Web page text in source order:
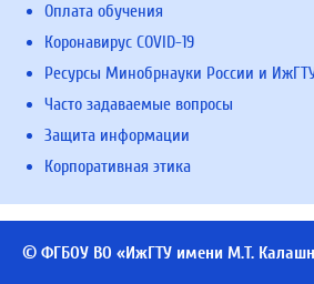
Оплата обучения
Коронавирус COVID-19
Ресурсы Минобрнауки России и
Часто задаваемые вопросы
Защита информации
Корпоративная этика
© ФГБОУ ВО «ИжГТУ имени М.Т.